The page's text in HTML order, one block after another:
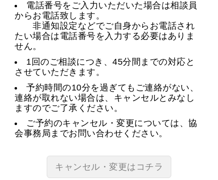
電話番号をご入力いただいた場合は相談員
からお電話致します。
非通知設定などでご自身からお電話され
たい場合は電話番号を入力する必要はありま
せん。
1回のご相談につき、45分間までの対応と
させていただきます。
予約時間の10分を過ぎてもご連絡がない、
連絡が取れない場合は、キャンセルとみなし
ますのでご了承ください。
ご予約のキャンセル・変更については、協
会事務局までお問い合わせください。
キャンセル・変更はコチラ